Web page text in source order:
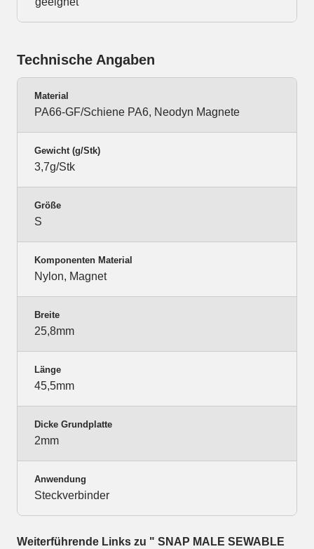
Technische Angaben
Material
PA66-GF/Schiene PA6, Neodyn Magnete
Gewicht (g/Stk)
3,7g/Stk
Größe
S
Komponenten Material
Nylon, Magnet
Breite
25,8mm
Länge
45,5mm
Dicke Grundplatte
2mm
Anwendung
Steckverbinder
Weiterführende Links zu " SNAP MALE SEWABLE